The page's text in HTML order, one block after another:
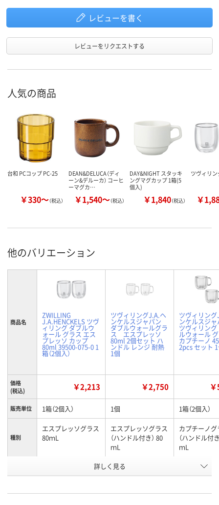
レビューを書く
レビューをリクエストする
人気の商品
台和 PCコップ PC-25
￥330～（税込）
DEAN&DELUCA（ディ
ーン&デルーカ） コーヒ
ーマグカ…
￥1,540～（税込）
DAY&NIGHT スタッキ
ングマグカップ 1箱(5
個入)
￥1,840（税込）
ツヴィリ
￥
他のバリエーション
商品名
ZWILLING
J.A.HENCKELS ツヴ
ィリング ダブルウ
ォール グラス エス
プレッソ カップ
80ml 39500-075-0 1
箱（2個入）
ツヴィリングJ.A.ヘ
ンケルスジャパン
ダブルウォールグラ
ス エスプレッソ
80ml 2個セット ハ
ンドル レンジ 耐熱
1個
ツヴィリン
ンケルスジャ
ツヴィリング
ルウォール
カプチーノ
2pcs セット
価格
(税込)
￥2,213 ￥2,750
販売単位 1箱（2個入） 1個 1箱（2個入）
種別
エスプレッソグラス
80ｍL
エスプレッソグラス
（ハンドル付き） 80
ｍL
カプチーノグ
（ハンドル付
ｍL
UK67725 UA95560
詳しく見る